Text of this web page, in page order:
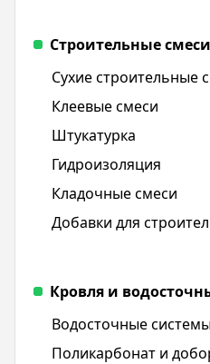
Строительные смеси
Сухие строительные
Клеевые смеси
Штукатурка
Гидроизоляция
Кладочные смеси
Добавки для
Кровля и
Водосточные
Поликарбонат и